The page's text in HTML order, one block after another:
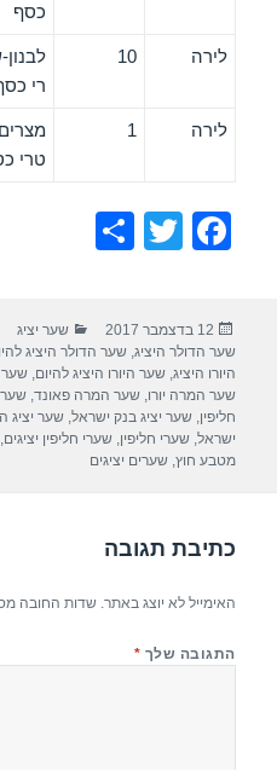
כסף
לירה 10
רי
לירה 1
טרי
F
e
b
o
o
T
er
e
פורסם
בתאריך
12 בדצמבר 2017 קטגוריות
שער יציג
שער הדולר היציג,שער הדולר היציג
היורו היציג,שער היורו היציג להיום,שער
שער המרה יורו,שער המרה פאונד,
חליפין,שער יציג בנק ישראל,שער יציג
ישראל,שערי חליפין,שערי חליפין יציגים
מטבע חוץ,שערים יציגים
כתיבת תגובה
האימייל לא יוצג באתר. שדות החובה
התגובה שלך *